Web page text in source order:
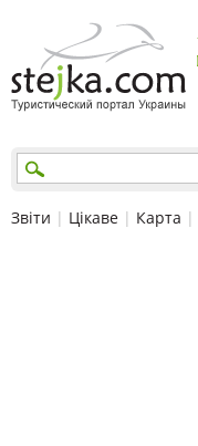
Звіти | Цікаве | Карта |